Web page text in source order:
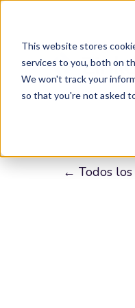
This website stores
services to you, both on
We won't track your
so that you're not asked
Todos